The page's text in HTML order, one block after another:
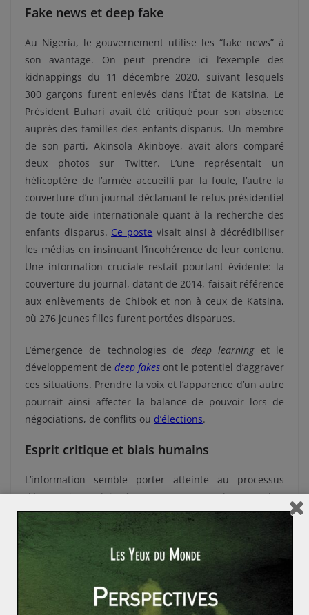
Fake news et deep fake
Au Nigeria, le gouvernement utilise les “fake news” à
son avantage. On peut prendre ici l’exemple des
kidnappings du 11 décembre 2020, suivant lesquels
300 garçons furent enlevés dans l’État de Katsina. Le
Président Buhari avait été critiqué pour son absence
auprès des familles des enfants disparus. Un membre
de son parti,Akinsola Akinboye, avait alors comparé
deux photos sur Twitter. L’une représentait un
hélicoptère de l’armée accueilli par la foule, l’autre la
couverture d’un journal déclamant le refus présidentiel
de toute aide internationale quant à la recherche des
enfants disparus. Ce poste visait ainsi à décrédibiliser
les médias en insinuant l’incohérence de leur contenu.
Une information cruciale restait pourtant évidente: la
couverture du journal, datant de 2014, faisait référence
aux enlèvements de Chibok et non à ceux de Katsina,
où 276 jeunes filles furent portées disparues.
L’émergence de technologies de deep learninget le
développement de deep fakes ont le potentiel d’aggraver
ces situations. Prendre la voix et l’apparence d’un autre
pourrait ainsi affecter la balance de pouvoir lors de
négociations, de conflits ou d’élections.
Esprit critique et biais humains
L’information semble porter atteinte au processus
démocratique lui-même, notamment lorsque l’on
considère les biais inhérents aux êtres humains. Les
individus suivraient ainsi plus aisément toute
information portant à confirmer leurs propres opinions.
Ce concept de “biais de confirmation” ne laisse ni les
manipulations, ni les mensonges de côté et nous invite
à questionner l’avenir de la politique dans un monde